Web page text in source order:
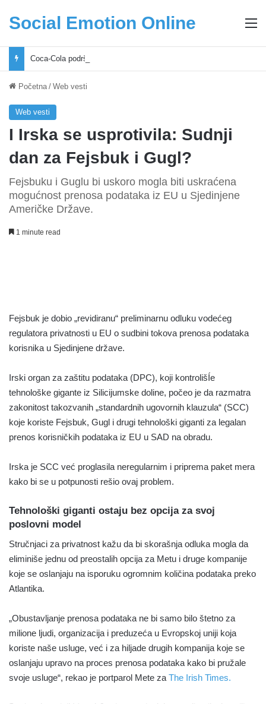
Social Emotion Online
Početna / Web vesti
Web vesti
I Irska se usprotivila: Sudnji
dan za Fejsbuk i Gugl?
Fejsbuku i Guglu bi uskoro mogla biti uskraćena
mogućnost prenosa podataka iz EU u Sjedinjene
Američke Države.
1 minute read
Fejsbuk je dobio „revidiranu“ preliminarnu odluku vodećeg
regulatora privatnosti u EU o sudbini tokova prenosa podataka
korisnika u Sjedinjene države.
Irski organ za zaštitu podataka (DPC), koji kontrolišÍe
tehnološke gigante iz Silicijumske doline, počeo je da razmatra
zakonitost takozvanih „standardnih ugovornih klauzula“ (SCC)
koje koriste Fejsbuk, Gugl i drugi tehnološki giganti za legalan
prenos korisničkih podataka iz EU u SAD na obradu.
Irska je SCC već proglasila neregularnim i priprema paket mera
kako bi se u potpunosti rešio ovaj problem.
Tehnološki giganti ostaju bez opcija za svoj
poslovni model
Stručnjaci za privatnost kažu da bi skorašnja odluka mogla da
eliminiše jednu od preostalih opcija za Metu i druge kompanije
koje se oslanjaju na isporuku ogromnim količina podataka preko
Atlantika.
„Obustavljanje prenosa podataka ne bi samo bilo štetno za
milione ljudi, organizacija i preduzeća u Evropskoj uniji koja
koriste naše usluge, već i za hiljade drugih kompanija koje se
oslanjaju upravo na proces prenosa podataka kako bi pružale
svoje usluge“, rekao je portparol Mete za The Irish Times.